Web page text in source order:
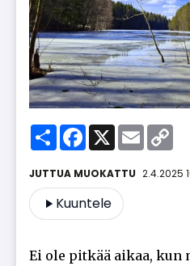
ShareFacebook
X Email
2.4.2025
Kuuntele
Ei ole pit­kää ai­kaa,